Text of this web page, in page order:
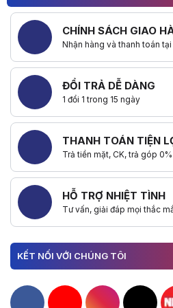
CHÍNH SÁCH GIAO
Nhận hàng và thanh toán tại
ĐỔI TRẢ DỄ DÀNG
1 đổi 1 trong 15 ngày
THANH TOÁN TIỆN
Trả tiền mặt, CK, trả góp 0%
HỖ TRỢ NHIỆT TÌNH
Tư vấn, giải đáp mọi thắc
KẾT NỐI VỚI CHÚNG TÔI